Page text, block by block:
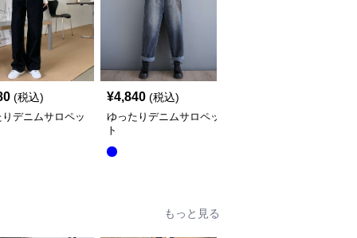
(税込)
デニムサロペッ
¥4,840 (税込)
ゆったりデニムサロペッ
ト
もっと見る